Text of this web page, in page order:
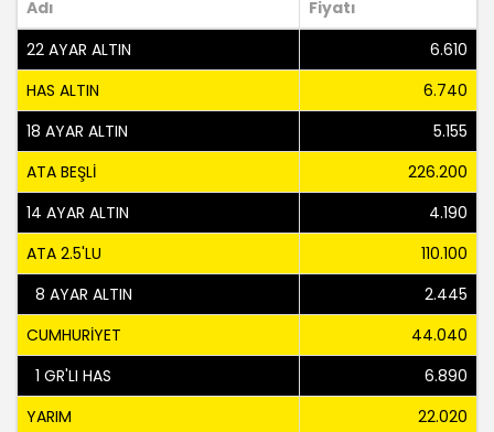
Adı
Fiyatı
22 AYAR ALTIN
6.610
HAS ALTIN
6.740
18 AYAR ALTIN
5.155
ATA BEŞLİ
226.200
14 AYAR ALTIN
4.190
ATA 2.5'LU
110.100
8 AYAR ALTIN
2.445
CUMHURİYET
44.040
1 GR'LI HAS
6.890
YARIM
22.020